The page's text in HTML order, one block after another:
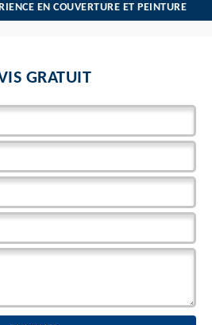
EN COUVERTURE ET PEINTURE
GRATUIT